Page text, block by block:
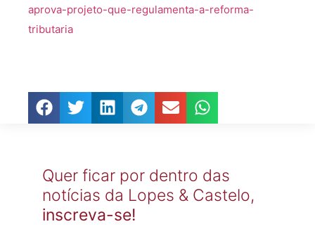
aprova-projeto-que-regulamenta-a-reforma-
tributaria
Quer ficar por dentro das
notícias da Lopes & Castelo,
inscreva-se!